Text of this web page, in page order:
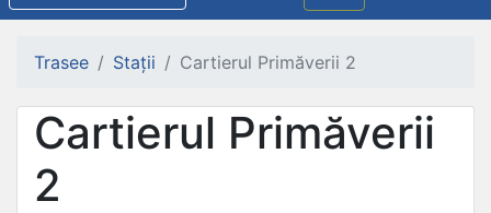
Trasee Stații Cartierul Primăverii 2
Cartierul Primăverii
2